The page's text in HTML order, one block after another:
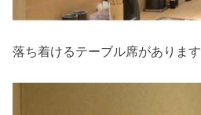
落ち着けるテーブル席があります